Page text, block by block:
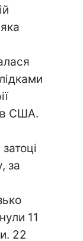
в США.
за
11
22